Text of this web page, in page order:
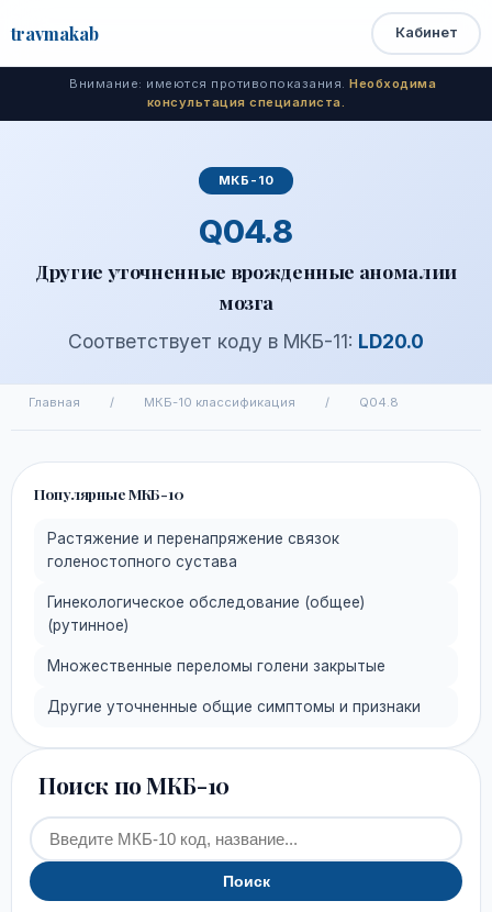
travmakab
Открыть
меню
Быстрый
доступ
Кабинет
Внимание: имеются противопоказания. Необходима
консультация специалиста.
МКБ-10
Q04.8
Другие уточненные врожденные аномалии
мозга
Соответствует коду в МКБ-11: LD20.0
Главная / МКБ-10 классификация / Q04.8
Популярные МКБ-10
Растяжение и перенапряжение связок
голеностопного сустава
Гинекологическое обследование (общее)
(рутинное)
Множественные переломы голени закрытые
Другие уточненные общие симптомы и признаки
Поиск по МКБ-10
Поиск